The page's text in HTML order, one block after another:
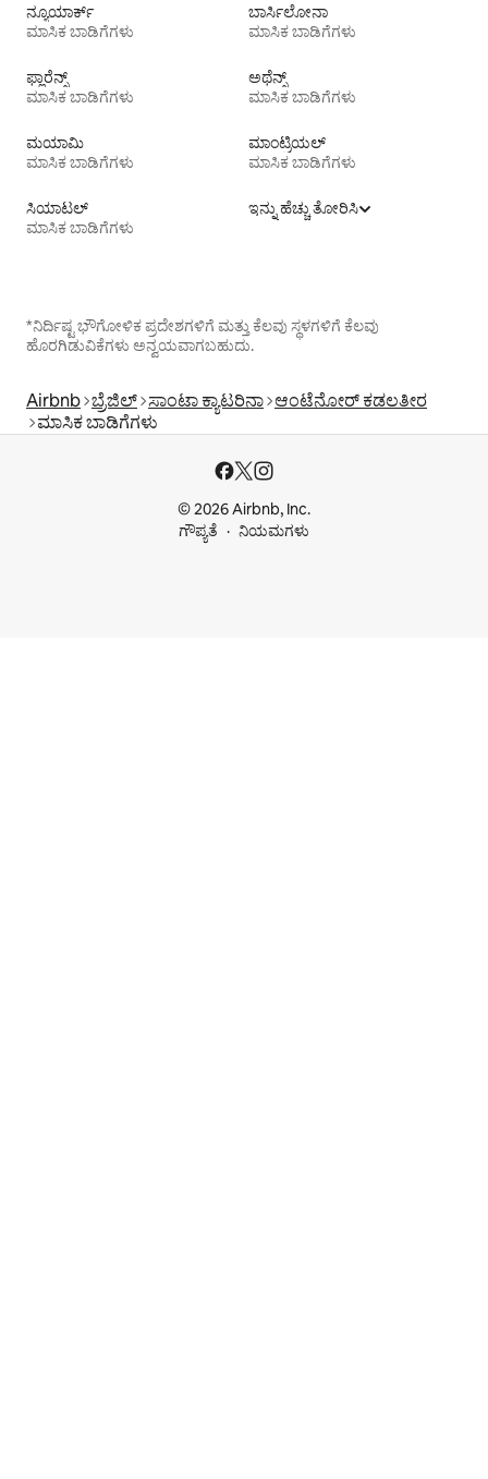
ನ್ಯೂಯಾರ್ಕ್
ಮಾಸಿಕ ಬಾಡಿಗೆಗಳು
ಬಾರ್ಸಿಲೋನಾ
ಮಾಸಿಕ ಬಾಡಿಗೆಗಳು
ಫ್ಲಾರೆನ್ಸ್
ಮಾಸಿಕ ಬಾಡಿಗೆಗಳು
ಅಥೆನ್ಸ್
ಮಾಸಿಕ ಬಾಡಿಗೆಗಳು
ಮಯಾಮಿ
ಮಾಸಿಕ ಬಾಡಿಗೆಗಳು
ಮಾಂಟ್ರಿಯಲ್
ಮಾಸಿಕ ಬಾಡಿಗೆಗಳು
ಸಿಯಾಟಲ್
ಮಾಸಿಕ ಬಾಡಿಗೆಗಳು
ಇನ್ನು ಹೆಚ್ಚು ತೋರಿಸಿ
*ನಿರ್ದಿಷ್ಟ ಭೌಗೋಳಿಕ ಪ್ರದೇಶಗಳಿಗೆ ಮತ್ತು ಕೆಲವು ಸ್ಥಳಗಳಿಗೆ ಕೆಲವು
ಹೊರಗಿಡುವಿಕೆಗಳು ಅನ್ವಯವಾಗಬಹುದು.
Airbnb ಬ್ರೆಜಿಲ್ ಸಾಂಟಾ ಕ್ಯಾಟರಿನಾ ಆಂಟೆನೋರ್ ಕಡಲತೀರ
ಮಾಸಿಕ ಬಾಡಿಗೆಗಳು
© 2026 Airbnb, Inc.
ಗೌಪ್ಯತೆ
ನಿಯಮಗಳು